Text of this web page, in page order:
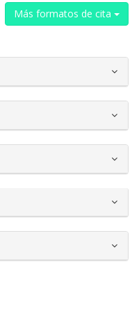
Más formatos de cita